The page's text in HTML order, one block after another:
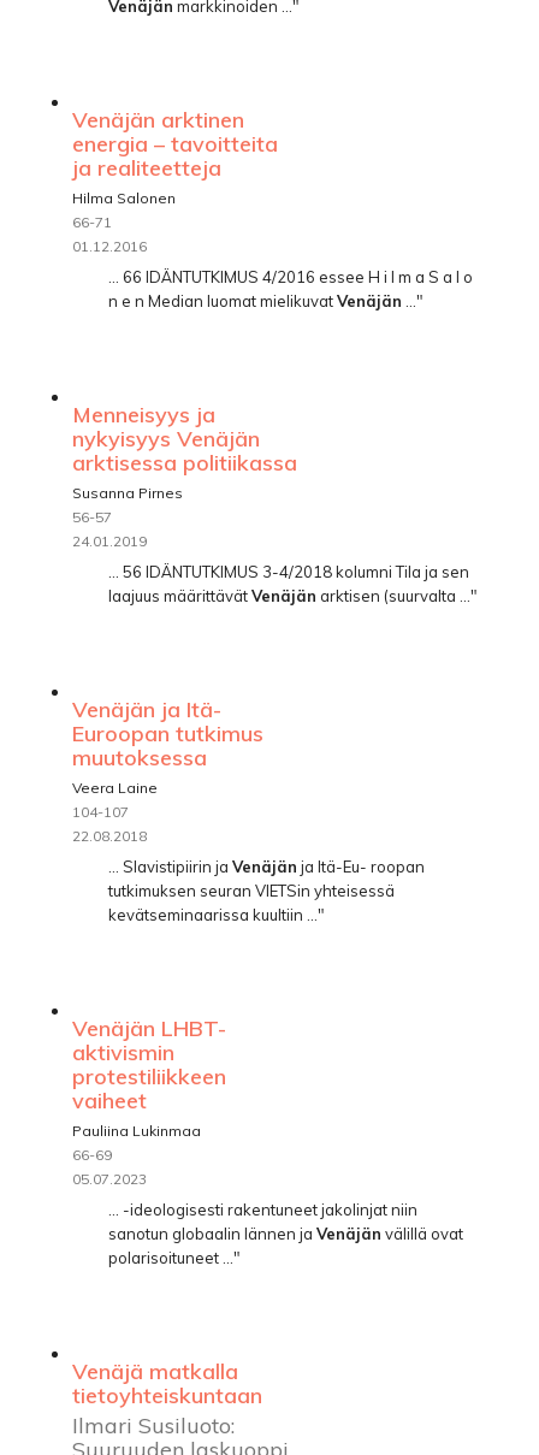
Venäjän markkinoiden ..."
Venäjän arktinen
energia – tavoitteita
ja realiteetteja
Hilma Salonen
66-71
01.12.2016
... 66 IDÄNTUTKIMUS 4/2016 essee H i l m a S a l o
n e n Median luomat mielikuvatVenäjän ..."
Menneisyys ja
nykyisyys Venäjän
arktisessa politiikassa
Susanna Pirnes
56-57
24.01.2019
... 56 IDÄNTUTKIMUS 3-4/2018 kolumni Tila ja sen
laajuus määrittävätVenäjän arktisen (suurvalta ..."
Venäjän ja Itä-
Euroopan tutkimus
muutoksessa
Veera Laine
104-107
22.08.2018
... Slavistipiirin ja Venäjän ja Itä-Eu- roopan
tutkimuksen seuran VIETSin yhteisessä
kevätseminaarissa kuultiin ..."
Venäjän LHBT-
aktivismin
protestiliikkeen
vaiheet
Pauliina Lukinmaa
66-69
05.07.2023
... -ideologisesti rakentuneet jakolinjat niin
sanotun globaalin lännen ja Venäjän välillä ovat
polarisoituneet ..."
Venäjä matkalla
tietoyhteiskuntaan
Ilmari Susiluoto:
Suuruuden laskuoppi